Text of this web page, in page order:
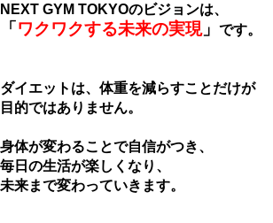
NEXT GYM TOKYOのビジョンは、
「ワクワクする未来の実現」 です。
ダイエットは、体重を減らすことだけが
目的ではありません。
身体が変わることで自信がつき、
毎日の生活が楽しくなり、
未来まで変わっていきます。